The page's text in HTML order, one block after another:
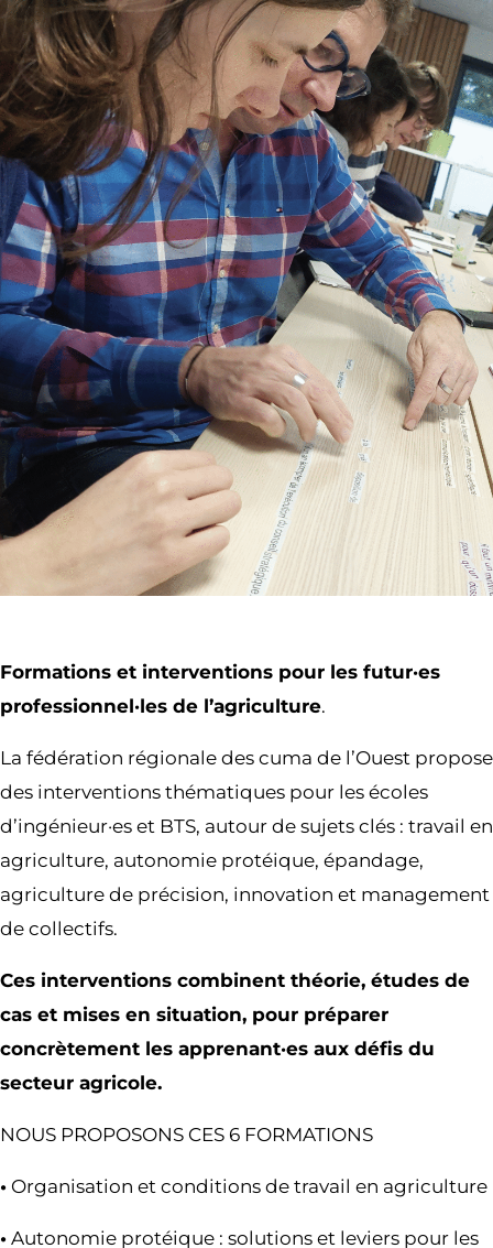
Formations et interventions pour les futur·es
professionnel·les de l’agriculture.
La fédération régionale des cuma de l’Ouest propose
des interventions thématiques pour les écoles
d’ingénieur·es et BTS, autour de sujets clés : travail en
agriculture, autonomie protéique, épandage,
agriculture de précision, innovation et management
de collectifs.
Ces interventions combinent théorie, études de
cas et mises en situation, pour préparer
concrètement les apprenant·es aux défis du
secteur agricole.
NOUS PROPOSONS CES 6 FORMATIONS
• Organisation et conditions de travail en agriculture
• Autonomie protéique : solutions et leviers pour les